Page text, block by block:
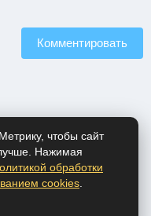
Комментировать
чтобы сайт
Нажимая
обработки
cookies